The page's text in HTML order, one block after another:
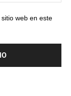
web en este